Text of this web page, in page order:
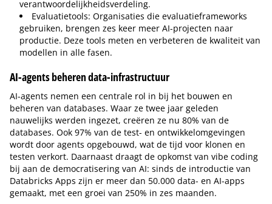
verantwoordelijkheidsverdeling.
Evaluatietools: Organisaties die evaluatieframeworks
gebruiken, brengen zes keer meer AI-projecten naar
productie. Deze tools meten en verbeteren de kwaliteit van
modellen in alle fasen.
AI-agents beheren data-infrastructuur
AI-agents nemen een centrale rol in bij het bouwen en
beheren van databases. Waar ze twee jaar geleden
nauwelijks werden ingezet, creëren ze nu 80% van de
databases. Ook 97% van de test- en ontwikkelomgevingen
wordt door agents opgebouwd, wat de tijd voor klonen en
testen verkort. Daarnaast draagt de opkomst van vibe coding
bij aan de democratisering van AI: sinds de introductie van
Databricks Apps zijn er meer dan 50.000 data- en AI-apps
gemaakt, met een groei van 250% in zes maanden.